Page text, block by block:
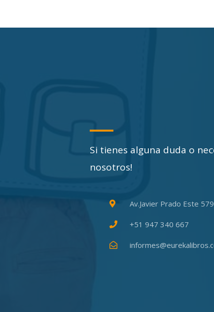
Si tienes alguna duda o
nosotros!
Av.Javier Prado Este
+51 947 340 667